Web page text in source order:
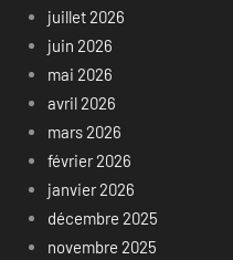
juillet 2026
juin 2026
mai 2026
avril 2026
mars 2026
février 2026
janvier 2026
décembre 2025
novembre 2025